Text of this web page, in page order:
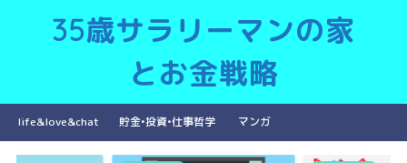
35歳サラリーマンの家
とお金戦略
life&love&chat 貯金•投資•仕事哲学 マンガ